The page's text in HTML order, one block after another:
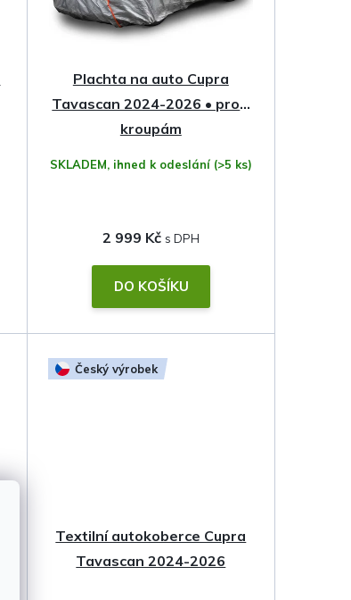
Plachta na auto Cupra
Tavascan 2024-2026 • proti
kroupám
SKLADEM, ihned k odeslání (>5 ks)
2 999 Kč
DO KOŠÍKU
Český výrobek
Textilní autokoberce Cupra
Tavascan 2024-2026